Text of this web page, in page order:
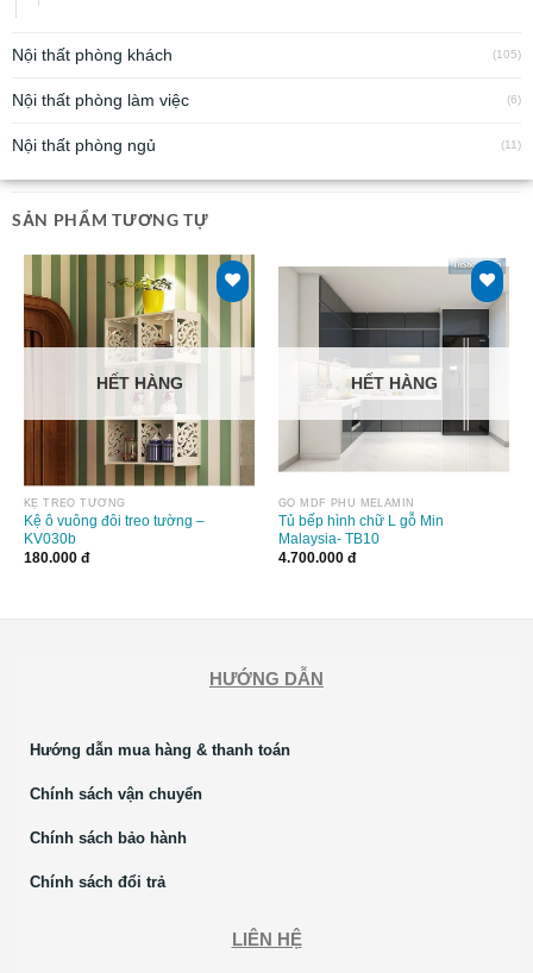
Nội thất phòng khách (105)
Nội thất phòng làm việc (6)
Nội thất phòng ngủ (11)
SẢN PHẨM TƯƠNG TỰ
HẾT HÀNG
KỆ TREO TƯỜNG
Kệ ô vuông đôi treo tường –
KV030b
180.000 đ
HẾT HÀNG
GỖ MDF PHỦ MELAMIN
Tủ bếp hình chữ L gỗ Min
Malaysia- TB10
4.700.000 đ
HƯỚNG DẪN
Hướng dẫn mua hàng & thanh toán
Chính sách vận chuyển
Chính sách bảo hành
Chính sách đổi trả
LIÊN HỆ